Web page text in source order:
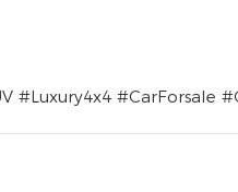
#Luxury4x4 #CarForsale